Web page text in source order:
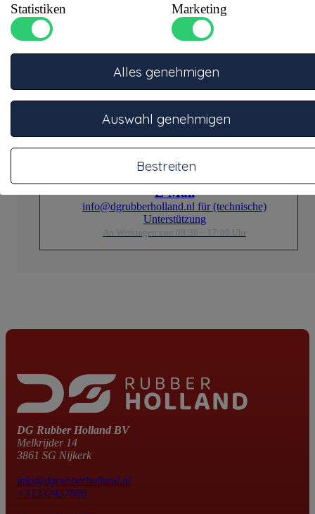
Fragen Sie unsere Experten
Unsere Spezialisten stehen Ihnen gerne beratend zur Seite.
Telefon
Rufen Sie +31332457886 für telefonische
Unterstützung an
E-Mail
info@dgrubberholland.nl für (technische)
Unterstützung
An Werktagen von 08:30 – 17:00 Uhr
DG Rubber Holland BV
Melkrijder 14
3861 SG Nijkerk
info@dgrubberholland.nl
+31332457886
Statistiken Marketing
Bestreiten
Auswahl genehmigen
Alles genehmigen